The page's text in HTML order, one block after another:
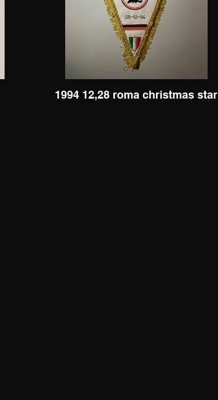
1994 12,28 roma christmas star